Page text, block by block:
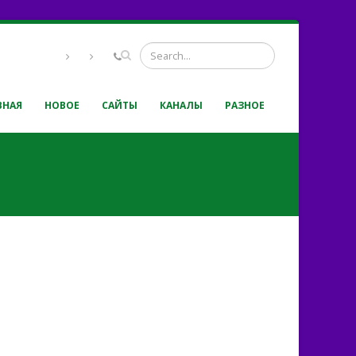
НОВОЕ САЙТЫ КАНАЛЫ РАЗНОЕ